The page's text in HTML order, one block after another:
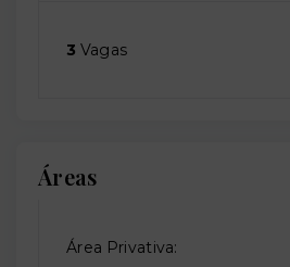
3 Vagas
Áreas
Área Privativa: